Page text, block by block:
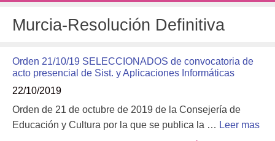
Murcia-Resolución Definitiva
Orden 21/10/19 SELECCIONADOS de convocatoria de
acto presencial de Sist. y Aplicaciones Informáticas
22/10/2019
Orden de 21 de octubre de 2019 de la Consejería de
Educación y Cultura por la que se publica la … Leer mas